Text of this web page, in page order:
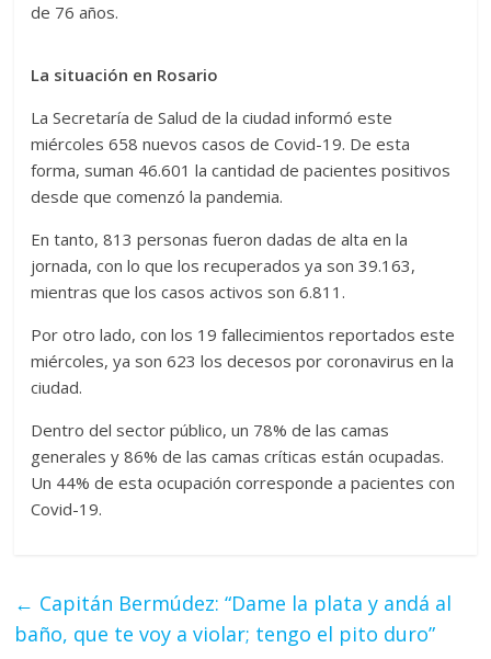
de 76 años.
La situación en Rosario
La Secretaría de Salud de la ciudad informó este
miércoles 658 nuevos casos de Covid-19. De esta
forma, suman 46.601 la cantidad de pacientes positivos
desde que comenzó la pandemia.
En tanto, 813 personas fueron dadas de alta en la
jornada, con lo que los recuperados ya son 39.163,
mientras que los casos activos son 6.811.
Por otro lado, con los 19 fallecimientos reportados este
miércoles, ya son 623 los decesos por coronavirus en la
ciudad.
Dentro del sector público, un 78% de las camas
generales y 86% de las camas críticas están ocupadas.
Un 44% de esta ocupación corresponde a pacientes con
Covid-19.
← Capitán Bermúdez: “Dame la plata y andá al
baño, que te voy a violar; tengo el pito duro”